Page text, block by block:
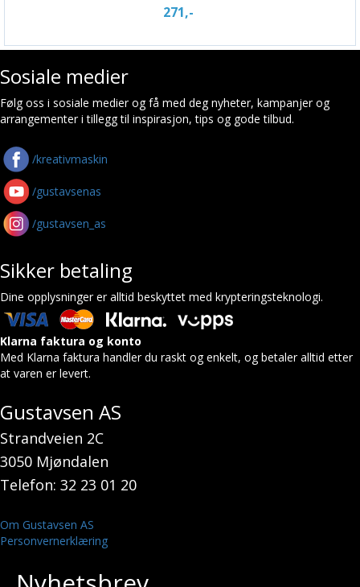
271,-
Sosiale medier
Følg oss i sosiale medier og få med deg nyheter, kampanjer og
arrangementer i tillegg til inspirasjon, tips og gode tilbud.
/kreativmaskin
/gustavsenas
/gustavsen_as
Sikker betaling
Dine opplysninger er alltid beskyttet med krypteringsteknologi.
Klarna faktura og konto
Med Klarna faktura handler du raskt og enkelt, og betaler alltid etter
at varen er levert.
Gustavsen AS
Strandveien 2C
3050 Mjøndalen
Telefon: 32 23 01 20
Om Gustavsen AS
Personvernerklæring